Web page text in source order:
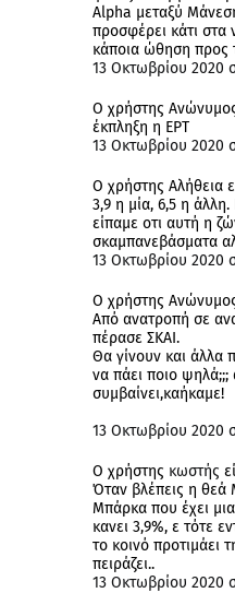
Alpha μεταξύ
προσφέρει κάτι στα
κάποια ώθηση προς
13 Οκτωβρίου 2020
Ο χρήστης
έκπληξη η ΕΡΤ
13 Οκτωβρίου 2020
Ο χρήστης Αλήθεια
3,9 η μία, 6,5 η
είπαμε οτι αυτή η
σκαμπανεβάσματα
13 Οκτωβρίου 2020
Ο χρήστης
Από ανατροπή σε
πέρασε ΣΚΑΙ.
Θα γίνουν και άλλα
να πάει ποιο ψηλά;;;
συμβαίνει,καήκαμε!
13 Οκτωβρίου 2020
Ο χρήστης κωστής
Όταν βλέπεις η θεά
Μπάρκα που έχει
κανει 3,9%, ε τότε
το κοινό προτιμάει
πειράζει..
13 Οκτωβρίου 2020